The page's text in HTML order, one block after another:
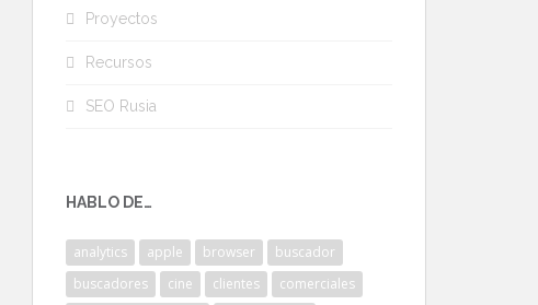
Proyectos
Recursos
SEO Rusia
HABLO DE…
analytics apple browser
buscador
buscadores
cine clientes
comerciales